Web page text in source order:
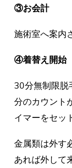
③お会計
施術室へ案内
④着替え開始
30分無制限脱
分のカウント
イマーをセッ
金属類は外す
あれば外して